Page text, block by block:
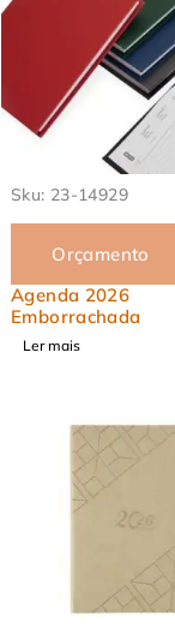
Sku: 23-14929
Orçamento
Agenda 2026
Emborrachada
Ler mais